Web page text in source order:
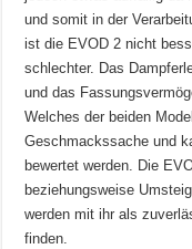
und somit in der
ist die EVOD 2 nicht
schlechter. Das
und das
Welches der beiden
Geschmackssache und
bewertet werden. Die
beziehungsweise
werden mit ihr als
finden.